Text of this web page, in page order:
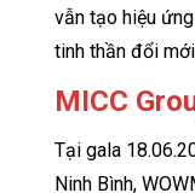
vẫn tạo hiệu
tinh thần đổi
MICC
Tại gala
Ninh Bình,